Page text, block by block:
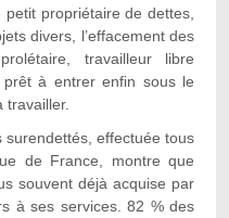
propriétaire de dettes,
divers, l’effacement des
travailleur libre
à entrer enfin sous le
travailler.
effectuée tous
de France, montre que
souvent déjà acquise par
à ses services. 82 % des